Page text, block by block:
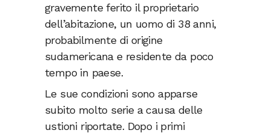
gravemente ferito il proprietario
dell’abitazione, un uomo di 38 anni,
probabilmente di origine
sudamericana e residente da poco
tempo in paese.
Le sue condizioni sono apparse
subito molto serie a causa delle
ustioni riportate. Dopo i primi